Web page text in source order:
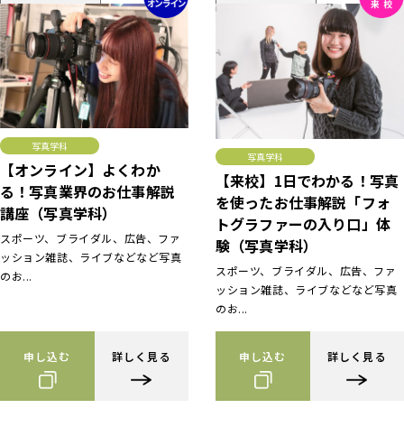
写真学科
【オンライン】よくわか
る！写真業界のお仕事解説
講座（写真学科）
スポーツ、ブライダル、広告、ファ
ッション雑誌、ライブなどなど写真
のお...
申し込む 詳しく見る
写真学科
【来校】1日でわかる！写真
を使ったお仕事解説「フォ
トグラファーの入り口」体
験（写真学科）
スポーツ、ブライダル、広告、ファ
ッション雑誌、ライブなどなど写真
のお...
申し込む 詳しく見る